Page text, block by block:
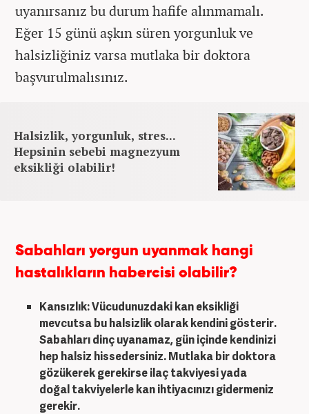
uyanırsanız bu durum hafife alınmamalı.
Eğer 15 günü aşkın süren yorgunluk ve
halsizliğiniz varsa mutlaka bir doktora
başvurulmalısınız.
Halsizlik, yorgunluk, stres...
Hepsinin sebebi magnezyum
eksikliği olabilir!
Sabahları yorgun uyanmak hangi
hastalıkların habercisi olabilir?
Kansızlık: Vücudunuzdaki kan eksikliği
mevcutsa bu halsizlik olarak kendini gösterir.
Sabahları dinç uyanamaz, gün içinde kendinizi
hep halsiz hissedersiniz. Mutlaka bir doktora
gözükerek gerekirse ilaç takviyesi yada
doğal takviyelerle kan ihtiyacınızı gidermeniz
gerekir.